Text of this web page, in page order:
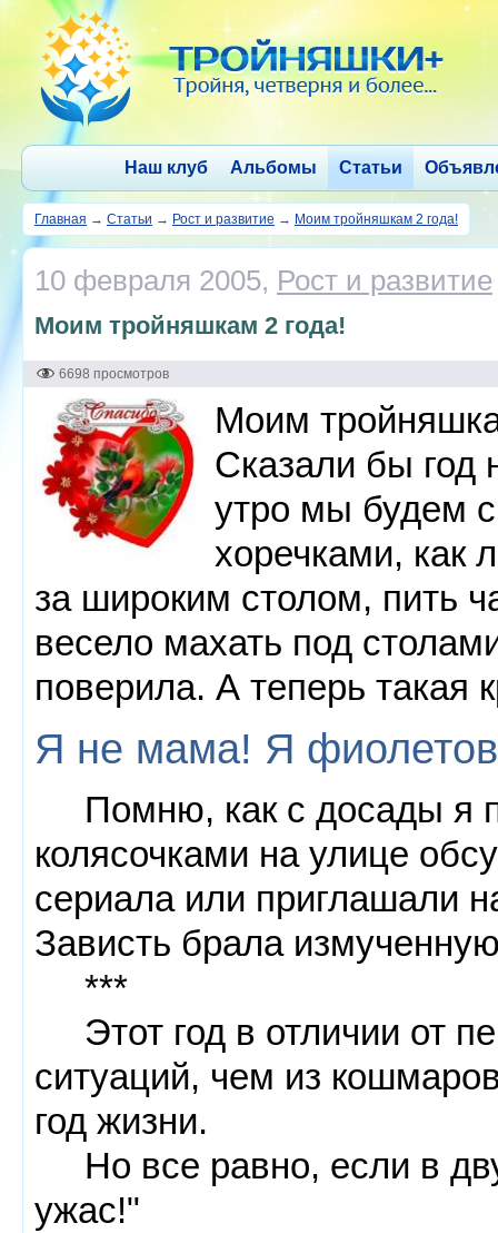
Наш клуб Альбомы Статьи
Главная → Статьи → Рост и развитие → Моим тройняшкам 2 года!
10 февраля 2005, Рост и развитие
Моим тройняшкам 2 года!
6698 просмотров
Моим
Сказали бы год
утро мы будем
хоречками, как
за широким столом, пить
весело махать под
поверила. А теперь такая
Я не мама! Я
Помню, как с досады я
колясочками на улице
сериала или приглашали
Зависть брала
***
Этот год в отличии от
ситуаций, чем из
год жизни.
Но все равно, если в
ужас!"